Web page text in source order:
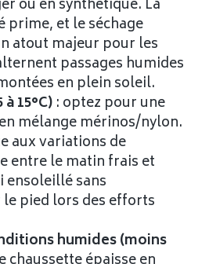
ou en synthétique. La
et le séchage
atout majeur pour les
passages humides
en plein soleil.
15°C): optez pour une
mélange mérinos/nylon.
aux variations de
entre le matin frais et
sans
pied lors des efforts
humides (moins